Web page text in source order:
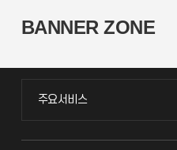
BANNER ZONE
문회 총학
주요서비스
주요서비스
교무회의방송